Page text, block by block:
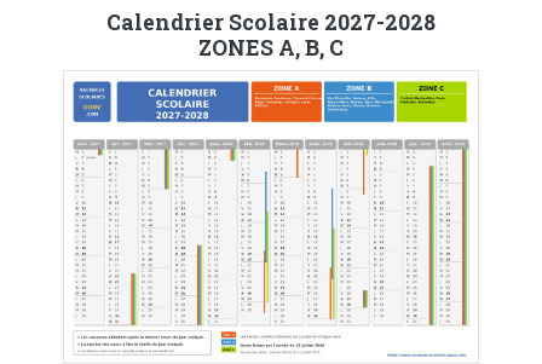
Calendrier Scolaire 2027-2028
ZONES A, B, C